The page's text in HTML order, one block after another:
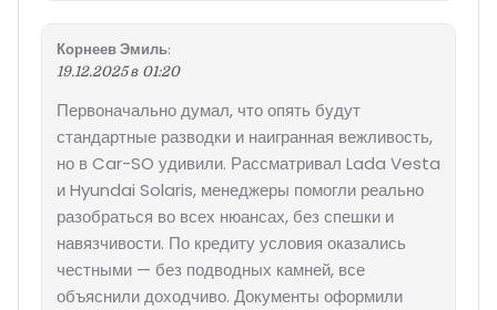
Корнеев Эмиль:
19.12.2025 в 01:20
Первоначально думал, что опять будут
стандартные разводки и наигранная вежливость,
но в Car-SO удивили. Рассматривал Lada Vesta
и Hyundai Solaris, менеджеры помогли реально
разобраться во всех нюансах, без спешки и
навязчивости. По кредиту условия оказались
честными — без подводных камней, все
объяснили доходчиво. Документы оформили